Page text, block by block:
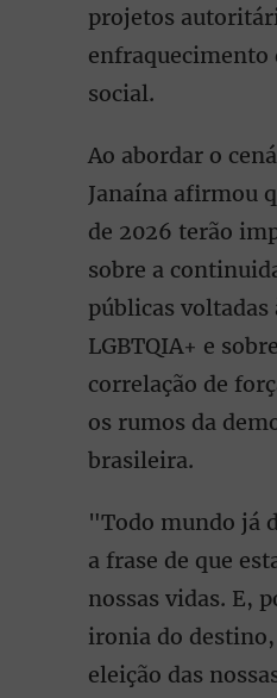
projetos
enfraquecimento
social.
Ao abordar o
Janaína afirmou
de 2026 terão
sobre a
públicas voltadas
LGBTQIA+ e
correlação de
os rumos da
brasileira.
"Todo mundo já
a frase de que
nossas vidas. E,
ironia do
eleição das